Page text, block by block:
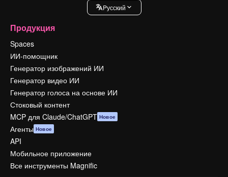
Pусский
Продукция
Spaces
ИИ-помощник
Генератор изображений ИИ
Генератор видео ИИ
Генератор голоса на основе ИИ
Стоковый контент
MCP для Claude/ChatGPT Новое
Агенты Новое
API
Мобильное приложение
Все инструменты Magnific